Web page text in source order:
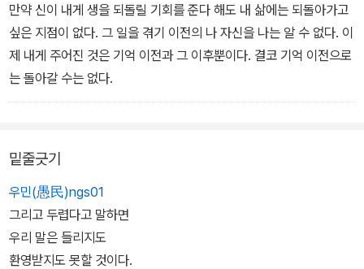
만약 신이 내게 생을 되돌릴 기회를 준다 해도 내 삶에는 되돌아가고
싶은 지점이 없다. 그 일을 겪기 이전의 나 자신을 나는 알 수 없다. 이
제 내게 주어진 것은 기억 이전과 그 이후뿐이다. 결코 기억 이전으로
는 돌아갈 수는 없다.
밑줄긋기
우민(愚民)ngs01
그리고 두렵다고 말하면
우리 말은 들리지도
환영받지도 못할 것이다.